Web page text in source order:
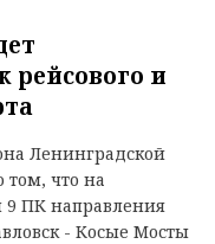
рейсового и
Ленинградской
том, что на
9 ПК направления
- Косые Мосты